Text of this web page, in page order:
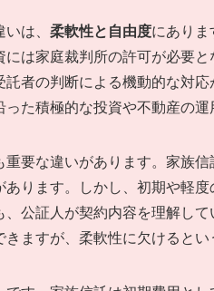
は、 柔軟性と自由度にありま
は家庭裁判所の許可が必要
者の判断による機動的な対
た積極的な投資や不動産の運
重要な違いがあります。家族
ります。しかし、初期や軽
公証人が契約内容を理解し
ますが、柔軟性に欠けるとい